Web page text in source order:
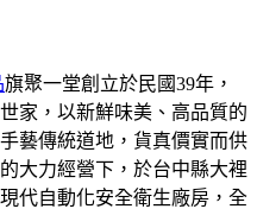
旗聚一堂創立於民國39年，
家，以新鮮味美、高品質的
藝傳統道地，貨真價實而供
大力經營下，於台中縣大裡
代自動化安全衛生廠房，全